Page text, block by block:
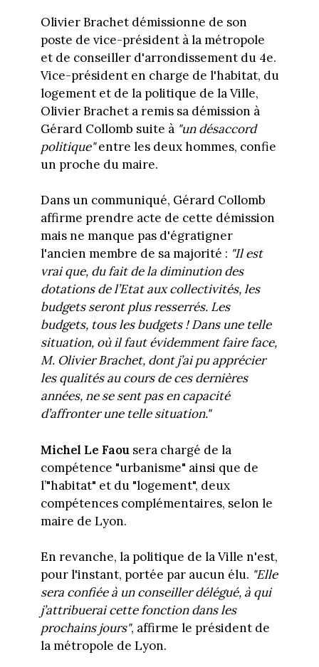
Olivier Brachet démissionne de son
poste de vice-président à la métropole
et de conseiller d'arrondissement du 4e.
Vice-président en charge de l'habitat, du
logement et de la politique de la Ville,
Olivier Brachet a remis sa démission à
Gérard Collomb suite à "un désaccord
politique"entre les deux hommes, confie
un proche du maire.
Dans un communiqué, Gérard Collomb
affirme prendre acte de cette démission
mais ne manque pas d'égratigner
l'ancien membre de sa majorité : "Il est
vrai que, du fait de la diminution des
dotations de l’Etat aux collectivités, les
budgets seront plus resserrés. Les
budgets, tous les budgets ! Dans une telle
situation, où il faut évidemment faire face,
M. Olivier Brachet, dont j’ai pu apprécier
les qualités au cours de ces dernières
années, ne se sent pas en capacité
d’affronter une telle situation."
Michel Le Faousera chargé de la
compétence "urbanisme" ainsi que de
l’"habitat" et du "logement", deux
compétences complémentaires, selon le
maire de Lyon.
En revanche, la politique de la Ville n'est,
pour l'instant, portée par aucun élu. "Elle
sera confiée à un conseiller délégué, à qui
j’attribuerai cette fonction dans les
prochains jours", affirme le président de
la métropole de Lyon.